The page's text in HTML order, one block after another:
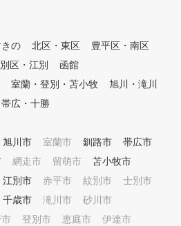
の 北区・東区
豊平区・南区
区・江別
函館
室蘭・登別・苫小牧
旭川・滝川
帯広・十勝
旭川市 室蘭市 釧路市
帯広市
網走市 留萌市
苫小牧市
江別市 赤平市 紋別市
士別市
千歳市 滝川市
砂川市
登別市 恵庭市
伊達市